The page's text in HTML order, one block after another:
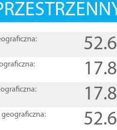
geograficzna: